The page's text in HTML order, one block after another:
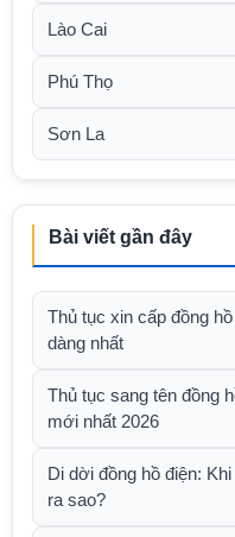
Lào Cai
Phú Thọ
Sơn La
Bài viết gần đây
Thủ tục xin cấp đồng
dàng nhất
Thủ tục sang tên đồng
mới nhất 2026
Di dời đồng hồ điện:
ra sao?